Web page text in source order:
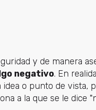
y de manera
negativo. En
o punto de vista,
a la que se le dice